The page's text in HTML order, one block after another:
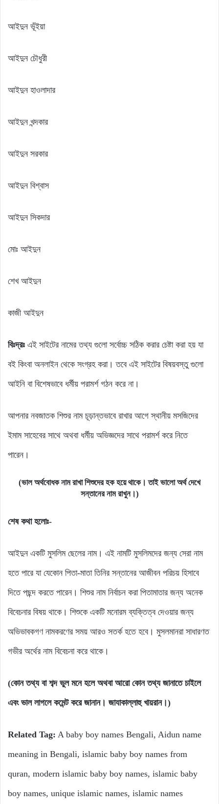
আইদুন ভূঁইয়া
আইদুন চৌধুরী
আইদুন হাওলাদার
আইদুন খন্দকার
আইদুন সরকার
আইদুন বিশ্বাস
আইদুন সিকদার
মোঃ আইদুন
শেখ আইদুন
কাজী আইদুন
বিঃদ্রঃ এই সাইটের নামের তথ্য গুলো সর্বোচ্চ সঠিক করার চেষ্টা করা হয় যা
বই কিংবা অনলাইন থেকে সংগ্রহ করা। তবে এই সাইটের বিষয়বস্তু গুলো
আইনি বা বিশেষভাবে ধর্মীয় পরামর্শ গঠন করে না।
আপনার নবজাতক শিশুর নাম চূড়ান্তভাবে রাখার আগে স্থানীয় মসজিদের
ইমাম সাহেবের সাথে অথবা ধর্মীয় অভিজ্ঞদের সাথে পরামর্শ করে নিতে
পারেন।
(ভাল অর্থবোধক নাম রাখা শিশুদের হক হয়ে থাকে। তাই ভালো অর্থ দেখে
সন্তানের নাম রাখুন।)
শেষ কথা হলোঃ-
আইদুন একটি মুসলিম ছেলের নাম। এই নামটি মুসলিমদের জন্য সেরা নাম
হতে পারে যা যেকোন পিতা-মাতা তিনির সন্তানের আজীবন পরিচয় হিসাবে
দিতে পছন্দ করতে পারেন। শিশুর নাম নির্বাচন করা পিতামাতার জন্য অনেক
বিবেচনার বিষয় থাকে। শিশুকে একটি মনোরম ব্যক্তিত্ব দেওয়ার জন্য
অভিভাবকগণ নামকরণের সময় আরও সতর্ক হতে হবে। মুসলমানরা সাধারণত
গভীর অর্থের নাম বিবেচনা করে থাকে।
(কোন তথ্য বা শব্দ ভুল মনে হলে অথবা আরো কোন তথ্য জানাতে চাইলে
এবং ভাল লাগলে কমেন্ট করে জানান। জাযাকাল্লাহু খায়রান।)
Related Tag: A baby boy names Bengali, Aidun name
meaning in Bengali, islamic baby boy names from
quran, modern islamic baby boy names, islamic baby
boy names, unique islamic names, islamic names